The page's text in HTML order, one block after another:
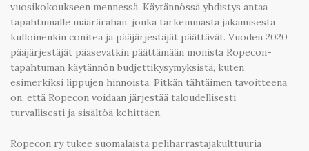
vuosikokoukseen mennessä. Käytännössä yhdistys antaa
tapahtumalle määrärahan, jonka tarkemmasta jakamisesta
kulloinenkin conitea ja pääjärjestäjät päättävät. Vuoden 2020
pääjärjestäjät pääsevätkin päättämään monista Ropecon-
tapahtuman käytännön budjettikysymyksistä, kuten
esimerkiksi lippujen hinnoista. Pitkän tähtäimen tavoitteena
on, että Ropecon voidaan järjestää taloudellisesti
turvallisesti ja sisältöä kehittäen.
Ropecon ry tukee suomalaista peliharrastajakulttuuria